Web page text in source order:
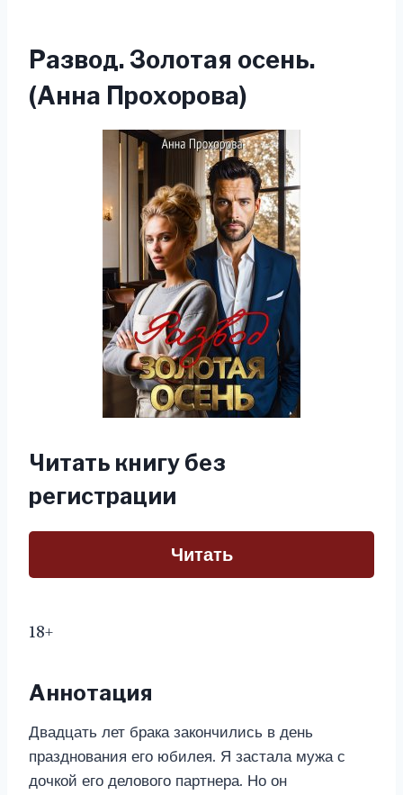
Развод. Золотая осень.
(Анна Прохорова)
Читать книгу без
регистрации
Читать
18+
Аннотация
Двадцать лет брака закончились в день
празднования его юбилея. Я застала мужа с
дочкой его делового партнера. Но он